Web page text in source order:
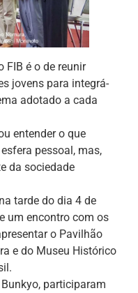
FIB é o de reunir
jovens para integrá-
adotado a cada
entender o que
pessoal, mas,
da sociedade
tarde do dia 4 de
um encontro com os
o Pavilhão
e do Museu Histórico
participaram